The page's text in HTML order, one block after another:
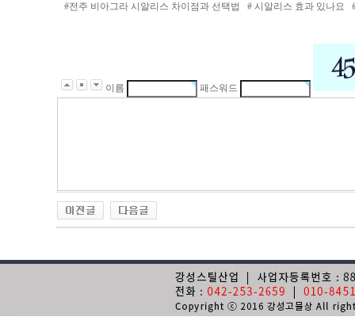
#전주 비아그라 시알리스 차이점과 선택법 # 시알리스 효과 있나요
이름 패스워드